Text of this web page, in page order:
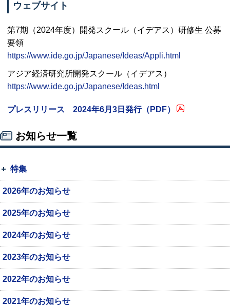
ウェブサイト
第7期（2024年度）開発スクール（イデアス）研修生 公募
要領
https://www.ide.go.jp/Japanese/Ideas/Appli.html
アジア経済研究所開発スクール（イデアス）
https://www.ide.go.jp/Japanese/Ideas.html
プレスリリース 2024年6月3日発行（ PDF）
お知らせ一覧
特集
2026年のお知らせ
2025年のお知らせ
2024年のお知らせ
2023年のお知らせ
2022年のお知らせ
2021年のお知らせ